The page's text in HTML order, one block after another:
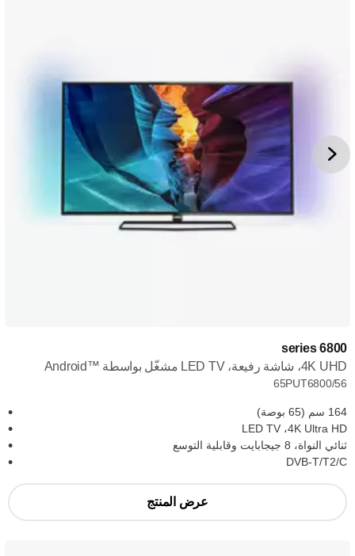
6800 series
4K UHD، شاشة رفيعة، LED TV مشغّل بواسطة Android™‎
65PUT6800/56
164 سم (65 بوصة)
4K Ultra HD، ‏LED TV
ثنائي النواة، 8 جيجابايت وقابلية التوسع
DVB-T/T2/C
عرض المنتج